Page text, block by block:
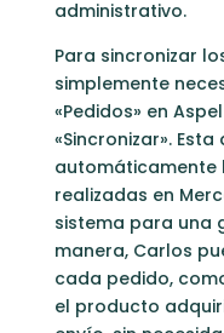
administrativo.
Para sincronizar
simplemente
«Pedidos» en
«Sincronizar».
automáticamente
realizadas en
sistema para una
manera, Carlos
cada pedido,
el producto